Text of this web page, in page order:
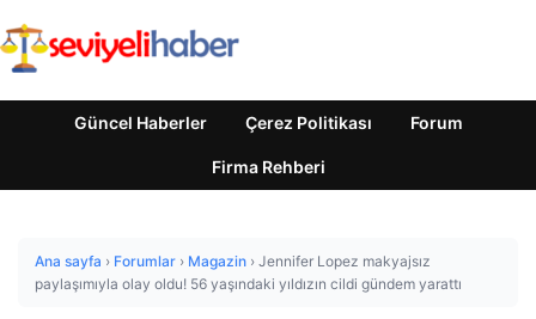
Güncel Haberler Çerez Politikası Forum
Firma Rehberi
Ana sayfa › Forumlar › Magazin › Jennifer Lopez makyajsız
paylaşımıyla olay oldu! 56 yaşındaki yıldızın cildi gündem yarattı